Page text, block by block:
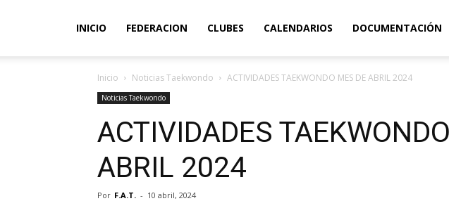
INICIO FEDERACION CLUBES CALENDARIOS DOCUMENTACIÓN
Inicio Noticias Taekwondo ACTIVIDADES TAEKWONDO MES DE ABRIL 2024
Noticias Taekwondo
ACTIVIDADES
ABRIL 2024
Por F.A.T. - 10 abril, 2024